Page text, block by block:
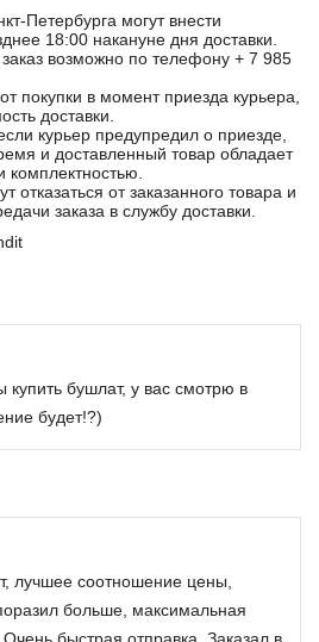
Петербурга могут внести
18:00 накануне дня доставки.
возможно по телефону + 7 985
покупки в момент приезда курьера,
доставки.
курьер предупредил о приезде,
и доставленный товар обладает
отказаться от заказанного товара и
заказа в службу доставки.
купить бушлат, у вас смотрю в
будет!?)
лучшее соотношение цены,
больше, максимальная